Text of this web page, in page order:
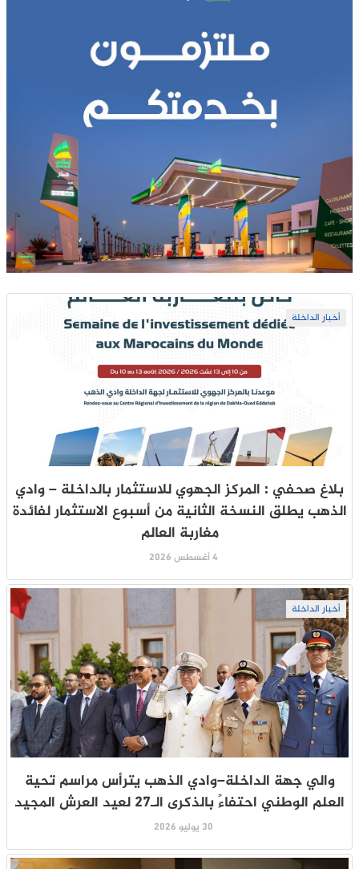
أخبار الداخلة
بلاغ صحفي : المركز الجهوي للاستثمار بالداخلة – وادي
الذهب يطلق النسخة الثانية من أسبوع الاستثمار لفائدة
مغاربة العالم
4 أغسطس 2026
أخبار الداخلة
والي جهة الداخلة–وادي الذهب يترأس مراسم تحية
العلم الوطني احتفاءً بالذكرى الـ27 لعيد العرش المجيد
30 يوليو 2026